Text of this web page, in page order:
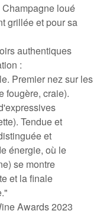
loué
grillée et pour sa
authentiques
:
Premier nez sur les
fougère, craie).
Tendue et
et
énergie, où le
se montre
et la finale
Awards 2023